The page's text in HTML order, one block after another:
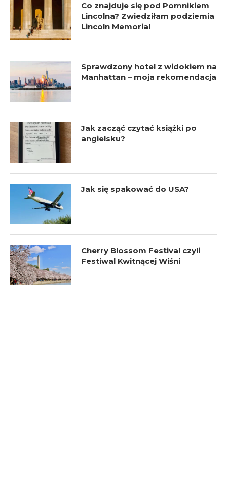
Co znajduje się pod Pomnikiem
Lincolna? Zwiedziłam podziemia
Lincoln Memorial
Sprawdzony hotel z widokiem na
Manhattan – moja rekomendacja
Jak zacząć czytać książki po
angielsku?
Jak się spakować do USA?
Cherry Blossom Festival czyli
Festiwal Kwitnącej Wiśni